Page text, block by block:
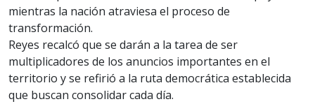
mientras la nación atraviesa el proceso de
transformación.
Reyes recalcó que se darán a la tarea de ser
multiplicadores de los anuncios importantes en el
territorio y se refirió a la ruta democrática establecida
que buscan consolidar cada día.